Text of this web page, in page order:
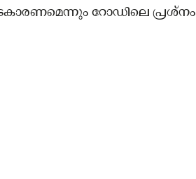
റോഡിലെ പ്രശ്നം